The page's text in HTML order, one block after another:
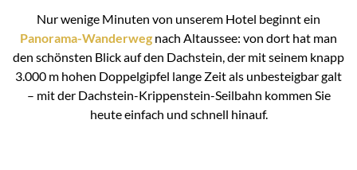
Nur wenige Minuten von unserem Hotel beginnt ein
Panorama-Wanderweg nach Altaussee: von dort hat man
den schönsten Blick auf den Dachstein, der mit seinem knapp
3.000 m hohen Doppelgipfel lange Zeit als unbesteigbar galt
– mit der Dachstein-Krippenstein-Seilbahn kommen Sie
heute einfach und schnell hinauf.